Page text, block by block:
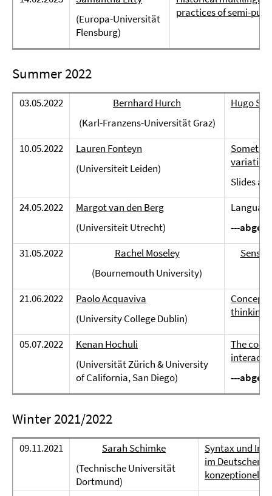
(Europa-Universität
Flensburg)
practices of semi-
Summer 2022
03.05.2022
Bernhard Hurch
(Karl-Franzens-Universität Graz)
Hugo
10.05.2022
Lauren Fonteyn
(Universiteit Leiden)
variation
Slides
24.05.2022
Margot van den Berg
(Universiteit Utrecht)
---
31.05.2022
Rachel Moseley
(Bournemouth University)
21.06.2022
Paolo Acquaviva
(University College Dublin)
thinking
05.07.2022
Kenan Hochuli
(Universität Zürich & University
of California, San Diego)
The co-
---
Winter 2021/2022
09.11.2021
Sarah Schimke
(Technische Universität
Dortmund)
Syntax und
im Deutschen
konzeptionelle